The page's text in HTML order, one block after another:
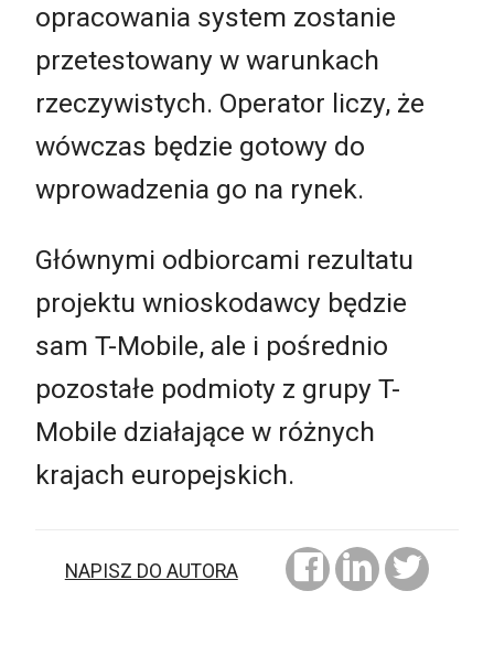
opracowania system zostanie
przetestowany w warunkach
rzeczywistych. Operator liczy, że
wówczas będzie gotowy do
wprowadzenia go na rynek.
Głównymi odbiorcami rezultatu
projektu wnioskodawcy będzie
sam T-Mobile, ale i pośrednio
pozostałe podmioty z grupy T-
Mobile działające w różnych
krajach europejskich.
NAPISZ DO AUTORA